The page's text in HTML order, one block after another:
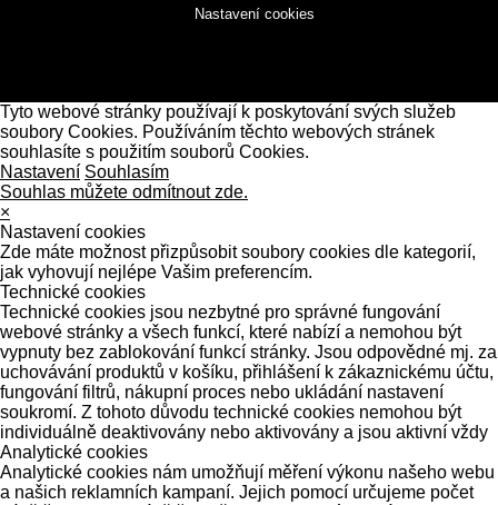
Nastavení cookies
Tyto webové stránky používají k poskytování svých služeb
soubory Cookies. Používáním těchto webových stránek
souhlasíte s použitím souborů Cookies.
Nastavení Souhlasím
Souhlas můžete odmítnout zde.
×
Nastavení cookies
Zde máte možnost přizpůsobit soubory cookies dle kategorií,
jak vyhovují nejlépe Vašim preferencím.
Technické cookies
Technické cookies jsou nezbytné pro správné fungování
webové stránky a všech funkcí, které nabízí a nemohou být
vypnuty bez zablokování funkcí stránky. Jsou odpovědné mj. za
uchovávání produktů v košíku, přihlášení k zákaznickému účtu,
fungování filtrů, nákupní proces nebo ukládání nastavení
soukromí. Z tohoto důvodu technické cookies nemohou být
individuálně deaktivovány nebo aktivovány a jsou aktivní vždy
Analytické cookies
Analytické cookies nám umožňují měření výkonu našeho webu
a našich reklamních kampaní. Jejich pomocí určujeme počet